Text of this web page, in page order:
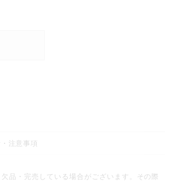
注意事項
品・完売している場合がございます。その際